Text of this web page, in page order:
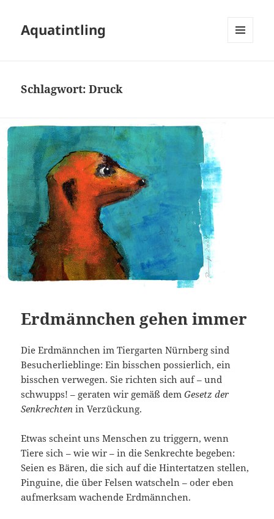
Aquatintling
Schlagwort:Druck
Erdmännchen gehen immer
Die Erdmännchen im Tiergarten Nürnberg sind
Besucherlieblinge: Ein bisschen possierlich, ein
bisschen verwegen. Sie richten sich auf – und
schwupps! – geraten wir gemäß demGesetz der
Senkrechten in Verzückung.
Etwas scheint uns Menschen zu triggern, wenn
Tiere sich – wie wir – in die Senkrechte begeben:
Seien es Bären, die sich auf die Hintertatzen stellen,
Pinguine, die über Felsen watscheln – oder eben
aufmerksam wachende Erdmännchen.